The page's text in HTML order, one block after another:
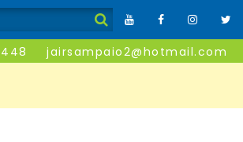
jairsampaio2@hotmail.com